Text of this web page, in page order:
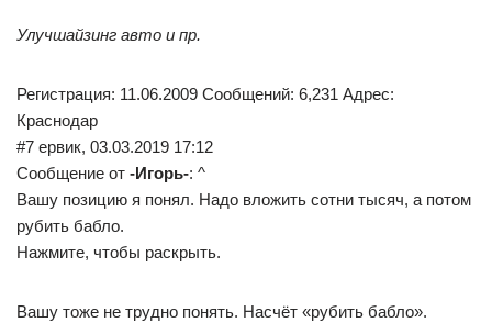
Улучшайзинг авто и пр.
Регистрация: 11.06.2009 Сообщений: 6,231 Адрес:
Краснодар
#7 ервик, 03.03.2019 17:12
Сообщение от -Игорь-: ^
Вашу позицию я понял. Надо вложить сотни тысяч, а потом
рубить бабло.
Нажмите, чтобы раскрыть.
Вашу тоже не трудно понять. Насчёт «рубить бабло».